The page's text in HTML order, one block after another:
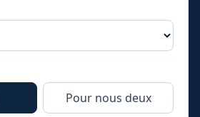
Pour nous deux